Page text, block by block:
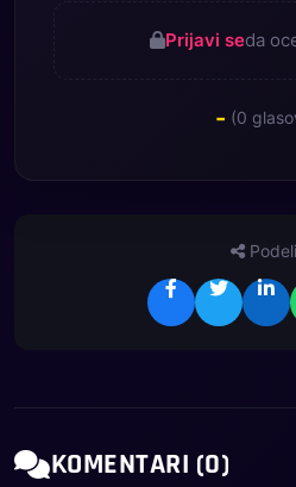
Prijavi seda
- (0
KOMENTARI (0)